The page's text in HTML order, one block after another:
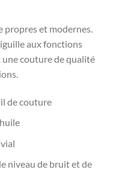
propres et modernes.
aux fonctions
une couture de qualité
de couture
niveau de bruit et de